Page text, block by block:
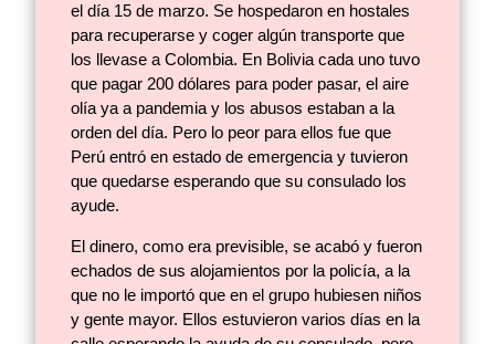
el día 15 de marzo. Se hospedaron en hostales
para recuperarse y coger algún transporte que
los llevase a Colombia. En Bolivia cada uno tuvo
que pagar 200 dólares para poder pasar, el aire
olía ya a pandemia y los abusos estaban a la
orden del día. Pero lo peor para ellos fue que
Perú entró en estado de emergencia y tuvieron
que quedarse esperando que su consulado los
ayude.
El dinero, como era previsible, se acabó y fueron
echados de sus alojamientos por la policía, a la
que no le importó que en el grupo hubiesen niños
y gente mayor. Ellos estuvieron varios días en la